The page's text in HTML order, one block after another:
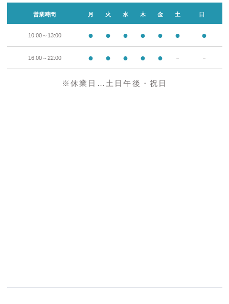
営業時間 月 火 水 木 金 土 日
10:00～13:00 ● ● ● ● ● ● ●
16:00～22:00 ● ● ● ● ● － －
※休業日…土日午後・祝日